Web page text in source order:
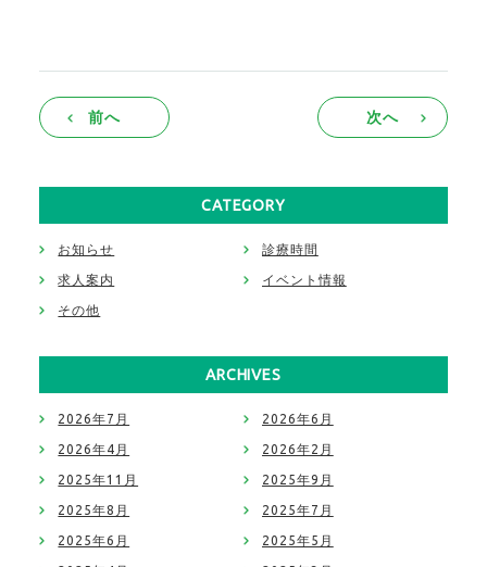
前へ 次へ
CATEGORY
お知らせ 診療時間
求人案内 イベント情報
その他
ARCHIVES
2026年7月 2026年6月
2026年4月 2026年2月
2025年11月 2025年9月
2025年8月 2025年7月
2025年6月 2025年5月